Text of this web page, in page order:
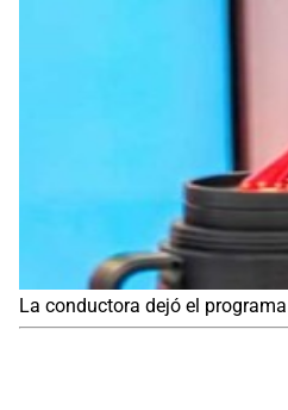
La conductora dejó el